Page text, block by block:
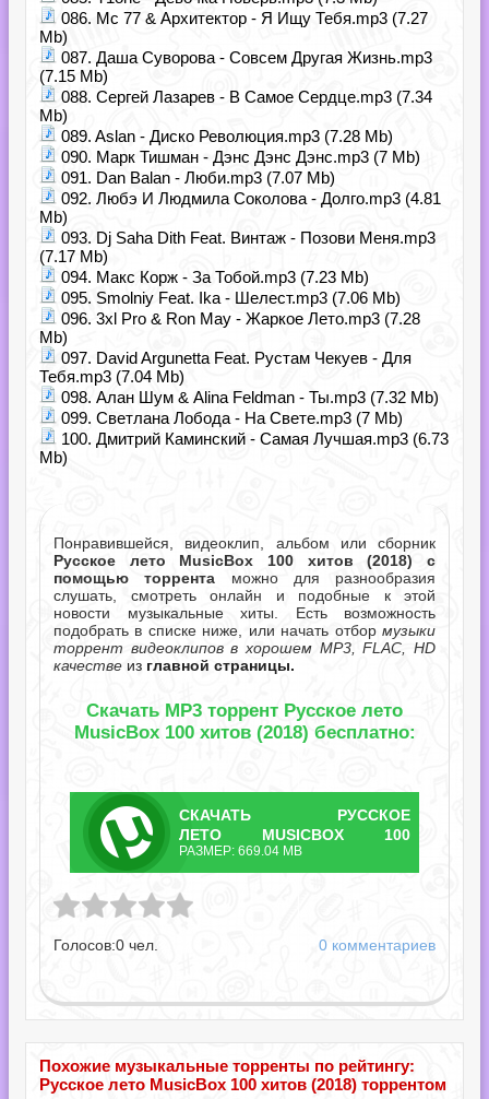
086. Mc 77 & Архитектор - Я Ищу Тебя.mp3 (7.27
Mb)
087. Даша Суворова - Совсем Другая Жизнь.mp3
(7.15 Mb)
088. Сергей Лазарев - В Самое Сердце.mp3 (7.34
Mb)
089. Aslan - Диско Революция.mp3 (7.28 Mb)
090. Марк Тишман - Дэнс Дэнс Дэнс.mp3 (7 Mb)
091. Dan Balan - Люби.mp3 (7.07 Mb)
092. Любэ И Людмила Соколова - Долго.mp3 (4.81
Mb)
093. Dj Saha Dith Feat. Винтаж - Позови Меня.mp3
(7.17 Mb)
094. Макс Корж - За Тобой.mp3 (7.23 Mb)
095. Smolniy Feat. Ika - Шелест.mp3 (7.06 Mb)
096. 3xl Pro & Ron May - Жаркое Лето.mp3 (7.28
Mb)
097. David Argunetta Feat. Рустам Чекуев - Для
Тебя.mp3 (7.04 Mb)
098. Алан Шум & Alina Feldman - Ты.mp3 (7.32 Mb)
099. Светлана Лобода - На Свете.mp3 (7 Mb)
100. Дмитрий Каминский - Самая Лучшая.mp3 (6.73
Mb)
Понравившейся, видеоклип, альбом или сборник
Русское лето MusicBox 100 хитов (2018) с
помощью торрента можно для разнообразия
слушать, смотреть онлайн и подобные к этой
новости музыкальные хиты. Есть возможность
подобрать в списке ниже, или начать отбор музыки
торрент видеоклипов в хорошем MP3, FLAC, HD
качестве из главной страницы.
Скачать MP3 торрент Русское лето
MusicBox 100 хитов (2018) бесплатно:
СКАЧАТЬ
ТОРРЕНТ
РУССКОЕ
ЛЕТО MUSICBOX 100
ХИТОВ.TORRENT
РАЗМЕР: 669.04 MB
100 хитов.torrent
Голосов:0 чел. 0 комментариев
Похожие музыкальные торренты по рейтингу:
Русское лето MusicBox 100 хитов (2018) торрентом